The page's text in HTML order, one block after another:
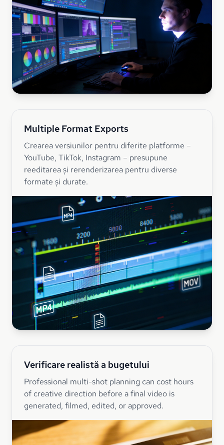
Multiple Format Exports
Crearea versiunilor pentru diferite platforme –
YouTube, TikTok, Instagram – presupune
reeditarea și rerenderizarea pentru diverse
formate și durate.
Verificare realistă a bugetului
Professional multi-shot planning can cost hours
of creative direction before a final video is
generated, filmed, edited, or approved.